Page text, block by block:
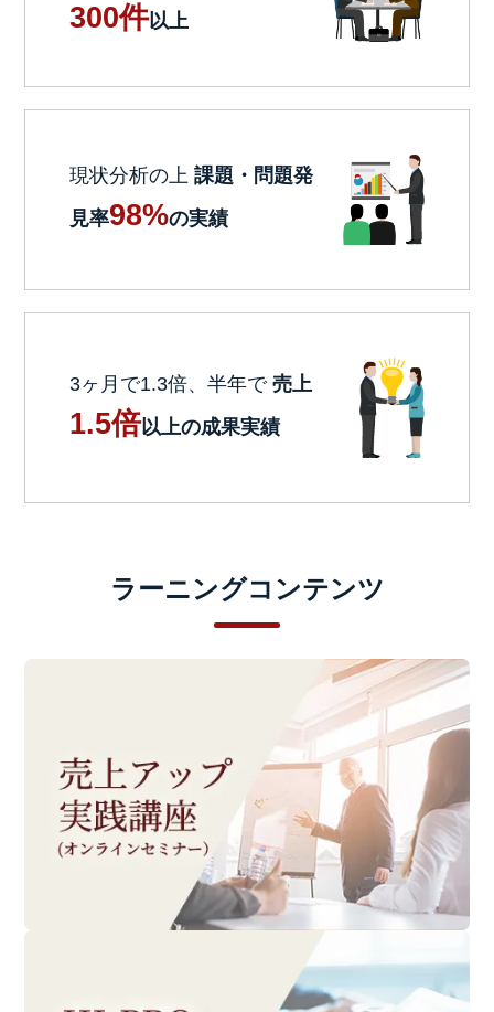
300件以上
現状分析の上 課題・問題発
見率98%の実績
3ヶ月で1.3倍、半年で 売上
1.5倍以上の成果実績
ラーニングコンテンツ